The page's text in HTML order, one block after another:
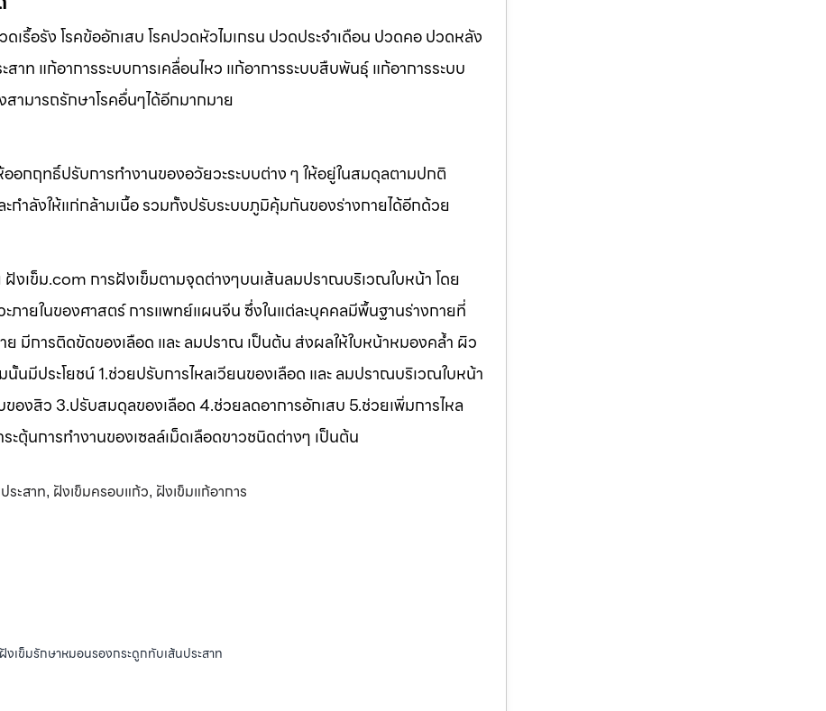
เรื้อรัง โรคข้ออักเสบ โรคปวดหัวไมเกรน ปวดประจําเดือน ปวดคอ ปวดหลัง
าท แก้อาการระบบการเคลื่อนไหว แก้อาการระบบสืบพันธุ์ แก้อาการระบบ
สามารถรักษาโรคอื่นๆได้อีกมากมาย
อกฤทธิ์ปรับการทำงานของอวัยวะระบบต่าง ๆ ให้อยู่ในสมดุลตามปกติ
กำลังให้แก่กล้ามเนื้อ รวมทั้งปรับระบบภูมิคุ้มกันของร่างกายได้อีกด้วย
งเข็ม.com การฝังเข็มตามจุดต่างๆบนเส้นลมปราณบริเวณใบหน้า โดย
ยในของศาสตร์ การแพทย์แผนจีน ซึ่งในแต่ละบุคคลมีพื้นฐานร่างกายที่
มีการติดขัดของเลือด และ ลมปราณ เป็นต้น ส่งผลให้ใบหน้าหมองคล้ำ ผิว
นมีประโยชน์ 1.ช่วยปรับการไหลเวียนของเลือด และ ลมปราณบริเวณใบหน้า
งสิว 3.ปรับสมดุลของเลือด 4.ช่วยลดอาการอักเสบ 5.ช่วยเพิ่มการไหล
ะตุ้นการทำงานของเซลล์เม็ดเลือดขาวชนิดต่างๆ เป็นต้น
ระสาท, ฝังเข็มครอบแก้ว, ฝังเข็มแก้อาการ
เข็มรักษาหมอนรองกระดูกทับเส้นประสาท